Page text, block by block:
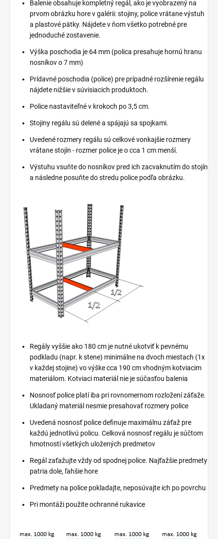
Balenie obsahuje kompletný regál, ako je vyobrazený na
prvom obrázku hore v galérii: stojiny, police vrátane výstuh
a plastové pätky. Nájdete v ňom všetko potrebné pre
jednoduché zostavenie.
Výška poschodia je 64 mm (polica presahuje hornú hranu
nosníkov o 7 mm)
Prídavné poschodia (police) pre prípadné rozšírenie regálu
nájdete nižšie v súvisiacich produktoch.
Police nastaviteľné v krokoch po 3,5 cm.
Stojiny regálu sú delené a spájajú sa spojkami.
Uvedené rozmery regálu sú celkové vonkajšie rozmery
vrátane stojín - rozmer police je o cca 1 cm menší.
Výstuhu vsuňte do nosníkov pred ich zacvaknutím do stojín
a následne posuňte do stredu police podľa obrázku.
Regály vyššie ako 180 cm je nutné ukotviť k pevnému
podkladu (napr. k stene) minimálne na dvoch miestach (1x
v každej stojine) vo výške cca 190 cm vhodným kotviacim
materiálom. Kotviaci materiál nie je súčasťou balenia
Nosnosť police platí iba pri rovnomernom rozložení záťaže.
Ukladaný materiál nesmie presahovať rozmery police
Uvedená nosnosť police definuje maximálnu záťaž pre
každú jednotlivú policu. Celková nosnosť regálu je súčtom
hmotností všetkých uložených predmetov
Regál zaťažujte vždy od spodnej police. Najťažšie predmety
patria dole, ľahšie hore
Predmety na police pokladajte, neposúvajte ich po povrchu
Pri montáži použite ochranné rukavice